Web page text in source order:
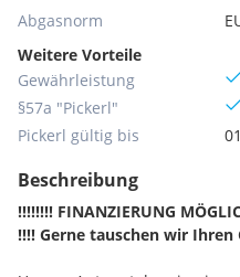
Abgasnorm
Weitere Vorteile
Gewährleistung
§57a "Pickerl"
Pickerl gültig bis
Beschreibung
!!!!!!!! FINANZIERUNG
!!!! Gerne tauschen wir Ihren